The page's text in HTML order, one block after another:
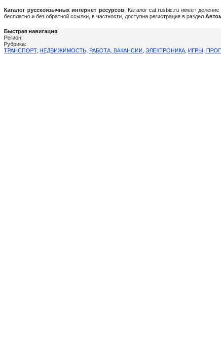
Каталог русскоязычных интернет ресурсов: Каталог cat.rusbic.ru имеет
бесплатно и без обратной ссылки, в частности, доступна регистрация в раздел
Быстрая навигация:
Регион:
Рубрика:
ТРАНСПОРТ, НЕДВИЖИМОСТЬ РАБОТА, ВАКАНСИИ ЭЛЕКТРОНИКА ИГРЫ,